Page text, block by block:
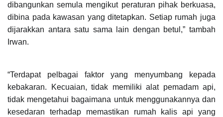
dibangunkan semula mengikut peraturan pihak berkuasa,
dibina pada kawasan yang ditetapkan. Setiap rumah juga
dijarakkan antara satu sama lain dengan betul,” tambah
Irwan.
“Terdapat pelbagai faktor yang menyumbang kepada
kebakaran. Kecuaian, tidak memiliki alat pemadam api,
tidak mengetahui bagaimana untuk menggunakannya dan
kesedaran terhadap memastikan rumah kalis api yang